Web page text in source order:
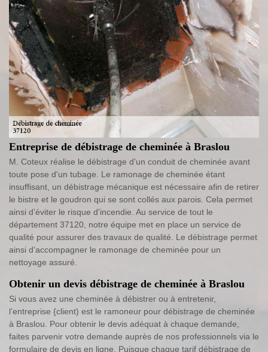
Entreprise de débistrage de cheminée à Braslou
M. Coteux réalise le débistrage d'un conduit de cheminée avant
toute pose d'un tubage. Le ramonage de cheminée étant
insuffisant, un débistrage mécanique est nécessaire afin de retirer
le bistre et le goudron qui se sont collés aux parois. Cela permet
ainsi d’éviter le risque d'incendie. Au service de tout le
département 37120, notre équipe met en place un service de
qualité pour assurer des travaux de qualité. Le débistrage permet
ainsi d’accompagner le ramonage de cheminée pour un
nettoyage assuré.
Obtenir un devis débistrage de cheminée à Braslou
Si vous avez une cheminée à débistrer ou à entretenir,
l’entreprise {client) est le ramoneur pour débistrage de cheminée
à Braslou. Pour obtenir le devis adéquat à chaque demande,
faites parvenir votre demande auprès de nos professionnels via le
formulaire de devis en ligne. Puisque chaque tarif débistrage de